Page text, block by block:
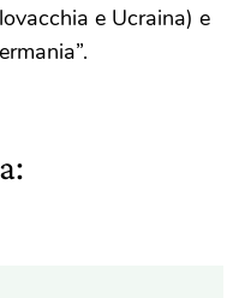
e Ucraina) e